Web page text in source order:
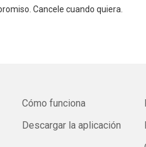
Cancele cuando quiera.
Cómo funciona
Descargar la aplicación